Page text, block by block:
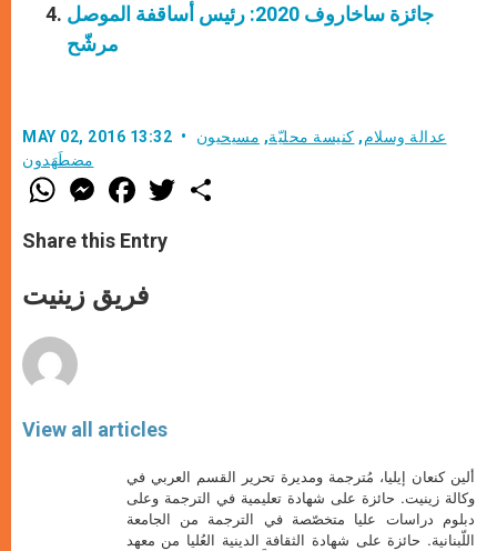
جائزة ساخاروف 2020: رئيس أساقفة الموصل
مرشّح
MAY 02, 2016 13:32 عدالة وسلام, كنيسة محليّة, مسيحيون
مضطَهَدون
W
h
t
s
p
p
M
e
s
e
g
e
F
a
e
b
o
k
w
Share this Entry
فريق زينيت
View all articles
ألين كنعان إيليا، مُترجمة ومديرة تحرير القسم العربي في
وكالة زينيت. حائزة على شهادة تعليمية في الترجمة وعلى
دبلوم دراسات عليا متخصّصة في الترجمة من الجامعة
اللّبنانية. حائزة على شهادة الثقافة الدينية العُليا من معهد